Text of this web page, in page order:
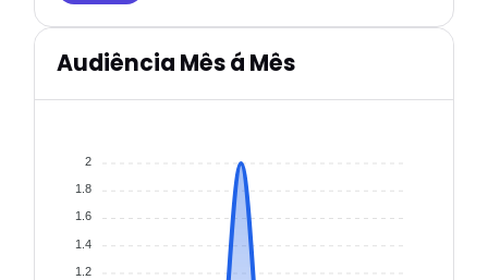
Audiência Mês á Mês
2
1.8
1.6
1.4
1.2